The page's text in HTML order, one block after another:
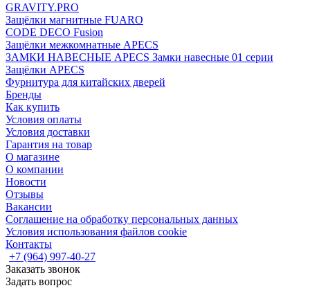
GRAVITY.PRO
Защёлки магнитные FUARO
CODE DECO Fusion
Защёлки межкомнатные APECS
ЗАМКИ НАВЕСНЫЕ APECS Замки навесные 01 серии
Защёлки APECS
Фурнитура для китайских дверей
Бренды
Как купить
Условия оплаты
Условия доставки
Гарантия на товар
О магазине
О компании
Новости
Отзывы
Вакансии
Соглашение на обработку персональных данных
Условия использования файлов cookie
Контакты
+7 (964) 997-40-27
Заказать звонок
Задать вопрос